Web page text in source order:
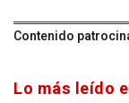
Contenido
Lo más leído